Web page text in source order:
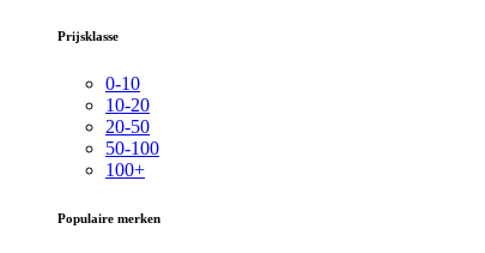
Prijsklasse
0-10
10-20
20-50
50-100
100+
Populaire merken